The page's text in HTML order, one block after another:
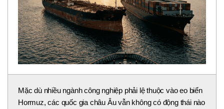
Mặc dù nhiều ngành công nghiệp phải lệ thuộc vào eo biển
Hormuz, các quốc gia châu Âu vẫn không có động thái nào